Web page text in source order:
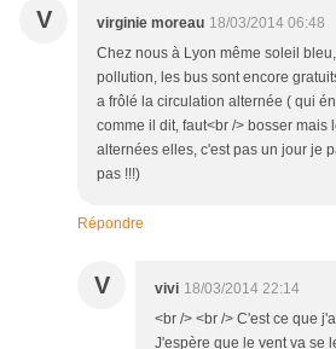
V virginie moreau 18/03/2014 06:48
Chez nous à Lyon même soleil
pollution, les bus sont encore
a frôlé la circulation alternée ( qui
comme il dit, faut<br /> bosser mais
alternées elles, c'est pas un jour je
pas !!!)
Répondre
V vivi 18/03/2014 22:14
<br /> <br /> C'est ce que
J'espère que le vent va se